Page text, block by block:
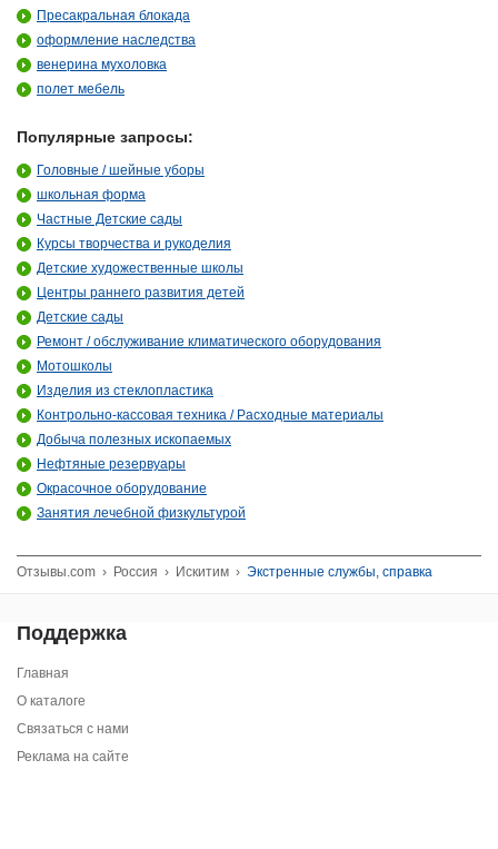
Пресакральная блокада
оформление наследства
венерина мухоловка
полет мебель
Популярные запросы:
Головные / шейные уборы
школьная форма
Частные Детские сады
Курсы творчества и рукоделия
Детские художественные школы
Центры раннего развития детей
Детские сады
Ремонт / обслуживание климатического оборудования
Мотошколы
Изделия из стеклопластика
Контрольно-кассовая техника / Расходные материалы
Добыча полезных ископаемых
Нефтяные резервуары
Окрасочное оборудование
Занятия лечебной физкультурой
Отзывы.com › Россия › Искитим › Экстренные службы, справка
Поддержка
Главная
О каталоге
Связаться с нами
Реклама на сайте